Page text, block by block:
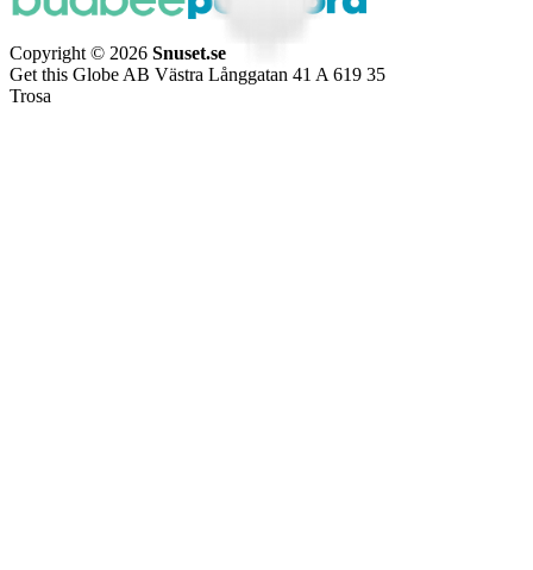
Copyright © 2026 Snuset.se
Get this Globe AB Västra Långgatan 41 A 619 35
Trosa